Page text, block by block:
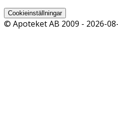
Cookieinställningar
© Apoteket AB 2009 - 2026-